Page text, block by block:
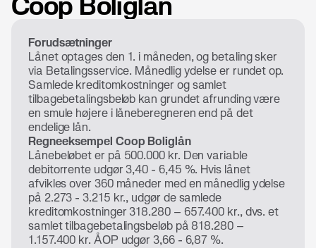
Forudsætninger
Lånet optages den 1. i måneden, og betaling sker
via Betalingsservice. Månedlig ydelse er rundet op.
Samlede kreditomkostninger og samlet
tilbagebetalingsbeløb kan grundet afrunding være
en smule højere i låneberegneren end på det
endelige lån.
Regneeksempel Coop Boliglån
Lånebeløbet er på 500.000 kr. Den variable
debitorrente udgør 3,40 - 6,45 %. Hvis lånet
afvikles over 360 måneder med en månedlig ydelse
på 2.273 - 3.215 kr., udgør de samlede
kreditomkostninger 318.280 – 657.400 kr., dvs. et
samlet tilbagebetalingsbeløb på 818.280 –
1.157.400 kr. ÅOP udgør 3,66 - 6,87 %.